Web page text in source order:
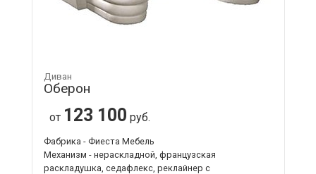
Диван
Оберон
от 123 100 руб.
Фабрика - Фиеста Мебель
Механизм - нераскладной, французская
раскладушка, седафлекс, реклайнер с